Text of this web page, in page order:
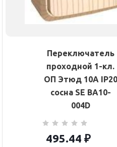
Переключатель
проходной 1-кл.
ОП Этюд 10А IP20
сосна SE BA10-
004D
495.44 ₽